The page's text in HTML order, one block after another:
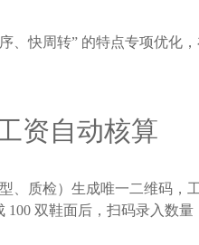
、快周转” 的特点专项优化
资自动核算
、质检）生成唯一二维码
双鞋面后，扫码录入数